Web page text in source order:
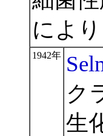
によ
1942年
ク
生